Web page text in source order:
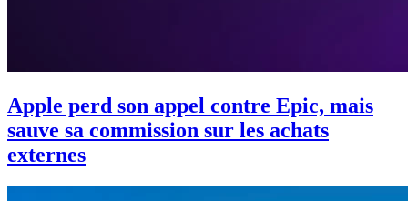
Apple perd son appel contre Epic, mais
sauve sa commission sur les achats
externes